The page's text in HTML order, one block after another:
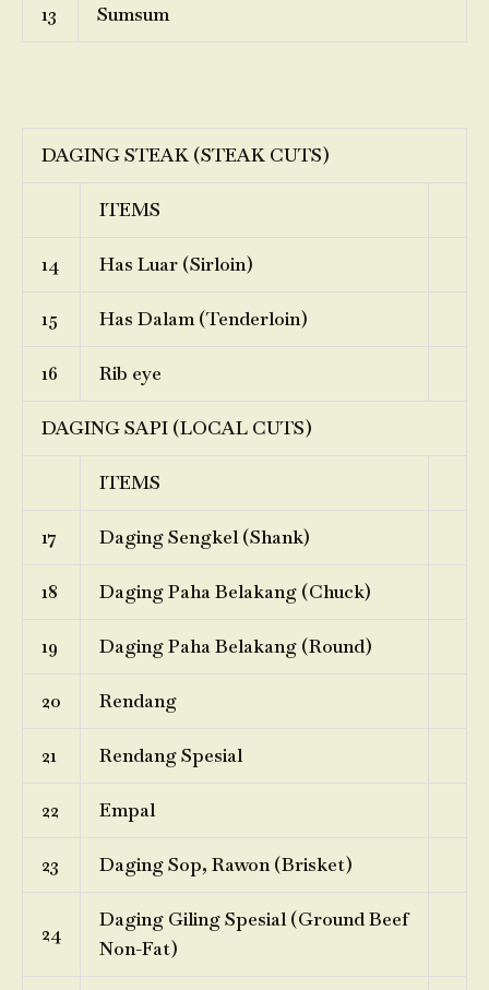
13 Sumsum
DAGING STEAK (STEAK CUTS)
ITEMS
14 Has Luar (Sirloin)
15 Has Dalam (Tenderloin)
16 Rib eye
DAGING SAPI (LOCAL CUTS)
ITEMS
17 Daging Sengkel (Shank)
18 Daging Paha Belakang (Chuck)
19 Daging Paha Belakang (Round)
20 Rendang
21 Rendang Spesial
22 Empal
23 Daging Sop, Rawon (Brisket)
24
Daging Giling Spesial (Ground Beef
Non-Fat)